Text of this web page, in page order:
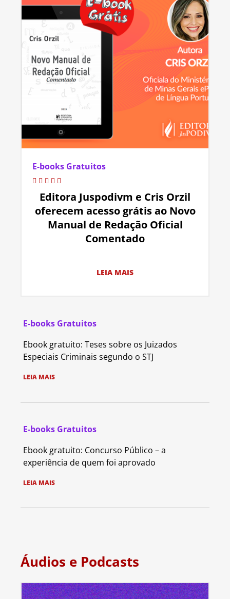
E-books Gratuitos
Editora Juspodivm e Cris Orzil
oferecem acesso grátis ao Novo
Manual de Redação Oficial
Comentado
LEIA MAIS
E-books Gratuitos
Ebook gratuito: Teses sobre os Juizados
Especiais Criminais segundo o STJ
LEIA MAIS
E-books Gratuitos
Ebook gratuito: Concurso Público – a
experiência de quem foi aprovado
LEIA MAIS
Áudios e Podcasts